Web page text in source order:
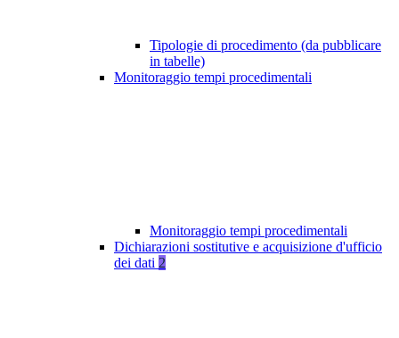
Tipologie di procedimento (da pubblicare
in tabelle)
Monitoraggio tempi procedimentali
Monitoraggio tempi procedimentali
Dichiarazioni sostitutive e acquisizione d'ufficio
dei dati 2